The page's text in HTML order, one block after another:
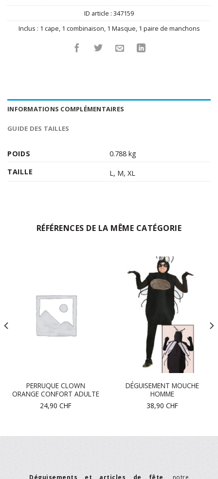
ID article : 347159
Inclus : 1 cape, 1 combinaison, 1 Masque, 1 paire de manchons
INFORMATIONS COMPLÉMENTAIRES
GUIDE DES TAILLES
POIDS
0.788 kg
TAILLE
L , M,XL
RÉFÉRENCES DE LA MÊME CATÉGORIE
PERRUQUE CLOWN
ORANGE CONFORT ADULTE
24,90 CHF
DÉGUISEMENT MOUCHE
HOMME
38,90 CHF
Déguisements et articles de fête , notre